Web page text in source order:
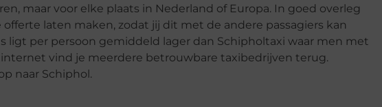
maar voor elke plaats in Nederland of Europa. In goed overleg
laten maken, zodat jij dit met de andere passagiers kan
ligt per persoon gemiddeld lager dan Schipholtaxi waar men met
vind je meerdere betrouwbare taxibedrijven terug.
naar Schiphol.